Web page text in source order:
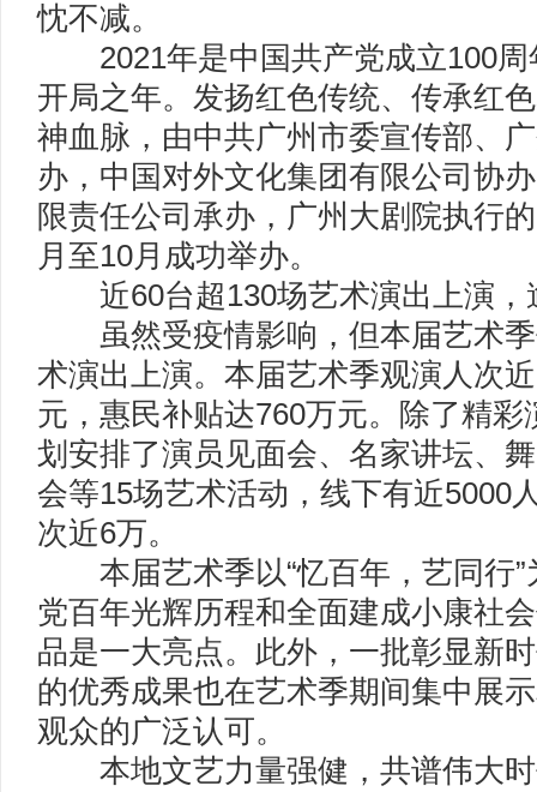
忱不减。
2021年是中国共产党成立100周
开局之年。发扬红色传统、传承红
神血脉，由中共广州市委宣传部、
办，中国对外文化集团有限公司协
限责任公司承办，广州大剧院执行
月至10月成功举办。
近60台超130场艺术演出上演，
虽然受疫情影响，但本届艺术季
术演出上演。本届艺术季观演人次
元，惠民补贴达760万元。除了精
划安排了演员见面会、名家讲坛、
会等15场艺术活动，线下有近5000
次近6万。
本届艺术季以“忆百年，艺同行”
党百年光辉历程和全面建成小康社
品是一大亮点。此外，一批彰显新
的优秀成果也在艺术季期间集中展
观众的广泛认可。
本地文艺力量强健，共谱伟大时